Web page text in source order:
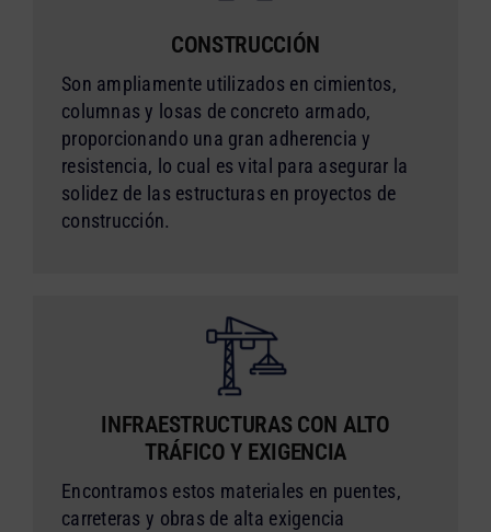
CONSTRUCCIÓN
Son ampliamente utilizados en cimientos,
columnas y losas de concreto armado,
proporcionando una gran adherencia y
resistencia, lo cual es vital para asegurar la
solidez de las estructuras en proyectos de
construcción.
INFRAESTRUCTURAS CON ALTO
TRÁFICO Y EXIGENCIA
Encontramos estos materiales en puentes,
carreteras y obras de alta exigencia